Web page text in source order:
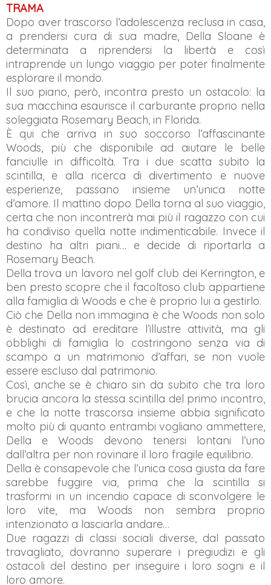
TRAMA
Dopo aver trascorso l’adolescenza reclusa in casa,
a prendersi cura di sua madre, Della Sloane è
determinata a riprendersi la libertà e così
intraprende un lungo viaggio per poter finalmente
esplorare il mondo.
Il suo piano, però, incontra presto un ostacolo: la
sua macchina esaurisce il carburante proprio nella
soleggiata Rosemary Beach, in Florida.
È qui che arriva in suo soccorso l’affascinante
Woods, più che disponibile ad aiutare le belle
fanciulle in difficoltà. Tra i due scatta subito la
scintilla, e alla ricerca di divertimento e nuove
esperienze, passano insieme un’unica notte
d’amore. Il mattino dopo Della torna al suo viaggio,
certa che non incontrerà mai più il ragazzo con cui
ha condiviso quella notte indimenticabile. Invece il
destino ha altri piani… e decide di riportarla a
Rosemary Beach.
Della trova un lavoro nel golf club dei Kerrington, e
ben presto scopre che il facoltoso club appartiene
alla famiglia di Woods e che è proprio lui a gestirlo.
Ciò che Della non immagina è che Woods non solo
è destinato ad ereditare l’illustre attività, ma gli
obblighi di famiglia lo costringono senza via di
scampo a un matrimonio d’affari, se non vuole
essere escluso dal patrimonio.
Così, anche se è chiaro sin da subito che tra loro
brucia ancora la stessa scintilla del primo incontro,
e che la notte trascorsa insieme abbia significato
molto più di quanto entrambi vogliano ammettere,
Della e Woods devono tenersi lontani l’uno
dall’altra per non rovinare il loro fragile equilibrio.
Della è consapevole che l’unica cosa giusta da fare
sarebbe fuggire via, prima che la scintilla si
trasformi in un incendio capace di sconvolgere le
loro vite, ma Woods non sembra proprio
intenzionato a lasciarla andare…
Due ragazzi di classi sociali diverse, dal passato
travagliato, dovranno superare i pregiudizi e gli
ostacoli del destino per inseguire i loro sogni e il
loro amore.